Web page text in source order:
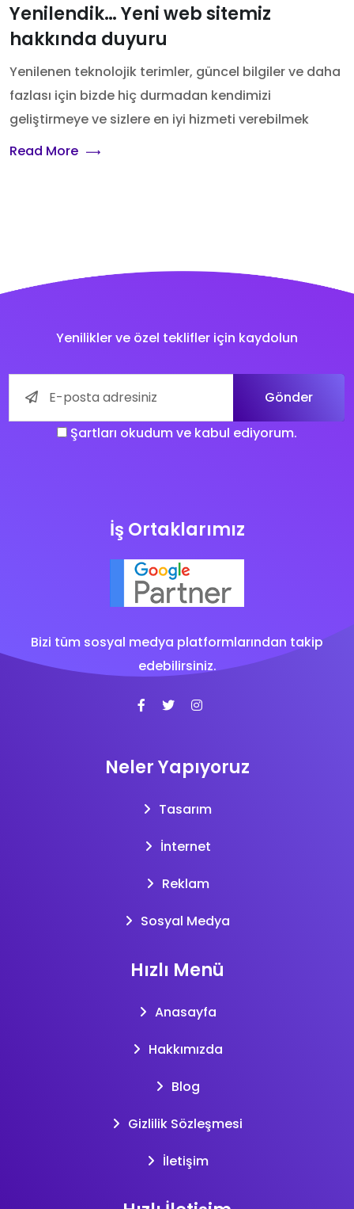
Yenilendik… Yeni web sitemiz
hakkında duyuru
Yenilenen teknolojik terimler, güncel bilgiler ve daha
fazlası için bizde hiç durmadan kendimizi
geliştirmeye ve sizlere en iyi hizmeti verebilmek
Read More
Yenilikler ve özel teklifler için kaydolun
Gönder
Şartları okudum ve kabul ediyorum.
İş Ortaklarımız
Bizi tüm sosyal medya platformlarından takip
edebilirsiniz.
Neler Yapıyoruz
Tasarım
İnternet
Reklam
Sosyal Medya
Hızlı Menü
Anasayfa
Hakkımızda
Blog
Gizlilik Sözleşmesi
İletişim